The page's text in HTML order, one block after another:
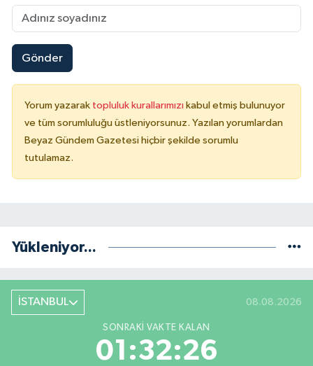
Gönder
Yorum yazarak topluluk kurallarımızı kabul etmiş bulunuyor
ve tüm sorumluluğu üstleniyorsunuz. Yazılan yorumlardan
Beyaz Gündem Gazetesi hiçbir şekilde sorumlu
tutulamaz.
Yükleniyor...
İSTANBUL 08.08.2026
SONRAKI VAKTE KALAN
01:32:26